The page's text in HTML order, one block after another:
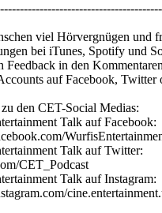
viel Hörvergnügen und
bei iTunes, Spotify und
Feedback in den
auf Facebook, Twitter
den CET-Social Medias:
Talk auf Facebook:
Talk auf Twitter:
CET_Podcast
Talk auf Instagram: